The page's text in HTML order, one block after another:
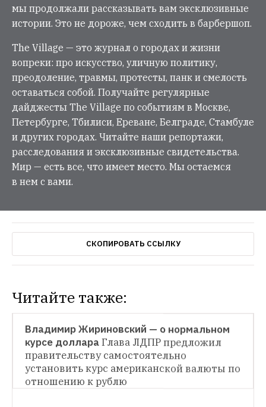
мы продолжали рассказывать вам эксклюзивные
истории. Это не дороже, чем сходить в барбершоп.
The Village — это журнал о городах и жизни
вопреки: про искусство, уличную политику,
преодоление, травмы, протесты, панк и смелость
оставаться собой. Получайте регулярные
дайджесты The Village по событиям в Москве,
Петербурге, Тбилиси, Ереване, Белграде, Стамбуле
и других городах. Читайте наши репортажи,
расследования и эксклюзивные свидетельства.
Мир — есть все, что имеет место. Мы остаемся
в нем с вами.
СКОПИРОВАТЬ ССЫЛКУ
Читайте также:
НОВОСТИ
Владимир Жириновский — о нормальном
курсе доллараГлава ЛДПР предложил
правительству самостоятельно
установить курс американской валюты по
отношению к рублю